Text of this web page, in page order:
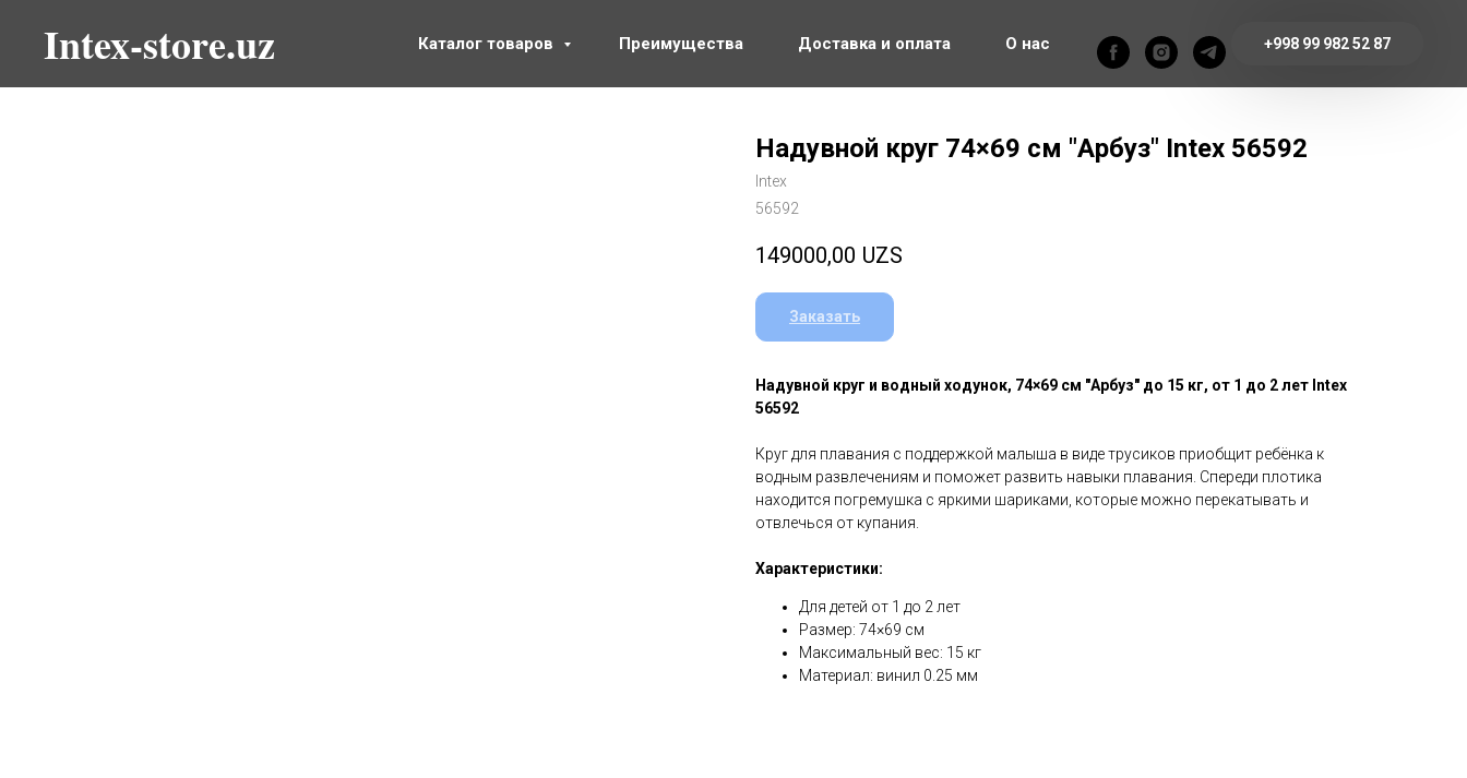
Intex-store.uz Каталог товаров Преимущества Доставка и оплата О нас +998 99 982 52 87
Надувной круг 74×69 см "Арбуз" Intex 56592
Intex
56592
149000,00 UZS
Заказать
Надувной круг и водный ходунок, 74×69 см "Арбуз" до 15 кг, от 1 до 2 лет Intex
56592
Круг для плавания с поддержкой малыша в виде трусиков приобщит ребёнка к
водным развлечениям и поможет развить навыки плавания. Спереди плотика
находится погремушка с яркими шариками, которые можно перекатывать и
отвлечься от купания.
Характеристики:
Для детей от 1 до 2 лет
Размер: 74×69 см
Максимальный вес: 15 кг
Материал: винил 0.25 мм